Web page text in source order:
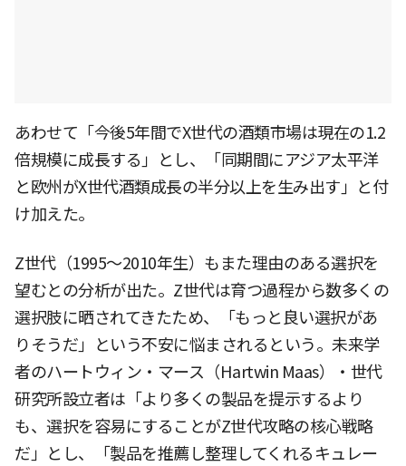
あわせて「今後5年間でX世代の酒類市場は現在の1.2
倍規模に成長する」とし、「同期間にアジア太平洋
と欧州がX世代酒類成長の半分以上を生み出す」と付
け加えた。
Z世代（1995〜2010年生）もまた理由のある選択を
望むとの分析が出た。Z世代は育つ過程から数多くの
選択肢に晒されてきたため、「もっと良い選択があ
りそうだ」という不安に悩まされるという。未来学
者のハートウィン・マース（Hartwin Maas）・世代
研究所設立者は「より多くの製品を提示するより
も、選択を容易にすることがZ世代攻略の核心戦略
だ」とし、「製品を推薦し整理してくれるキュレー